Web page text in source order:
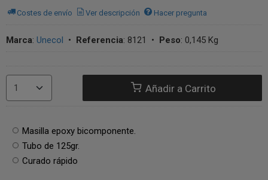
Costes de envío Ver descripción Hacer pregunta
Marca: Unecol • Referencia: 8121 • Peso: 0,145 Kg
Añadir a Carrito
Masilla epoxy bicomponente.
Tubo de 125gr.
Curado rápido